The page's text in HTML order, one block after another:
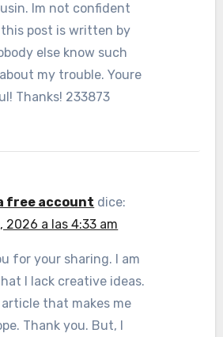
Im not confident
post is written by
else know such
my trouble. Youre
Thanks! 233873
free account dice:
2026 a las 4:33 am
for your sharing. I am
I lack creative ideas.
that makes me
Thank you. But, I